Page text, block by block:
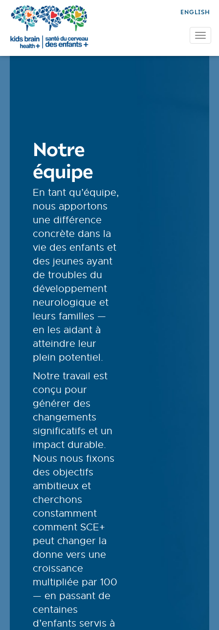
ENGLISH
Notre
équipe
En tant qu’équipe,
nous apportons
une différence
concrète dans la
vie des enfants et
des jeunes ayant
de troubles du
développement
neurologique et
leurs familles —
en les aidant à
atteindre leur
plein potentiel.
Notre travail est
conçu pour
générer des
changements
significatifs et un
impact durable.
Nous nous fixons
des objectifs
ambitieux et
cherchons
constamment
comment SCE+
peut changer la
donne vers une
croissance
multipliée par 100
— en passant de
centaines
d’enfants servis à